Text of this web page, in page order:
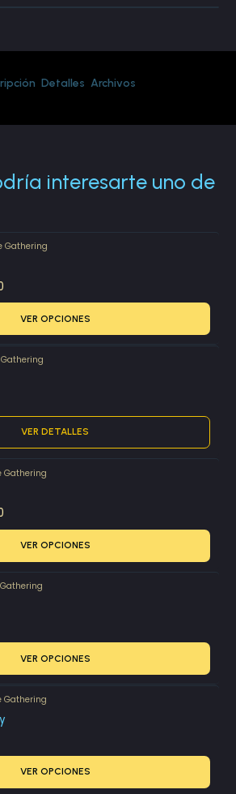
Detalles Archivos
interesarte uno de
Gathering
VER OPCIONES
VER DETALLES
Gathering
VER OPCIONES
VER OPCIONES
Gathering
VER OPCIONES